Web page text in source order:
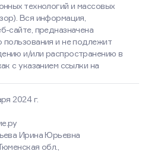
2024 г.
Ирина Юрьевна
обл.,
технологий и массовых
Вся информация,
сайте, предназначена
пользования и не подлежит
и/или распространению в
с указанием ссылки на